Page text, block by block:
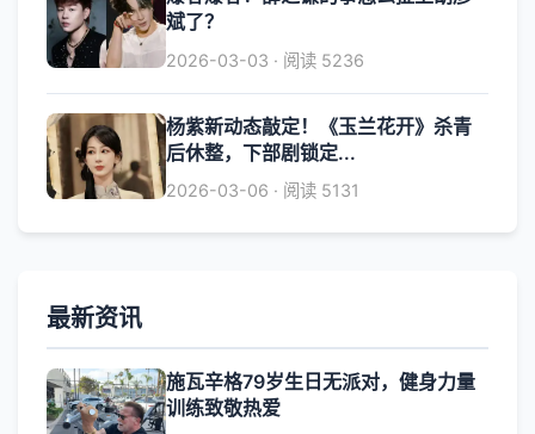
斌了？
2026-03-03 · 阅读 5236
杨紫新动态敲定！《玉兰花开》杀青
后休整，下部剧锁定...
2026-03-06 · 阅读 5131
最新资讯
施瓦辛格79岁生日无派对，健身力量
训练致敬热爱